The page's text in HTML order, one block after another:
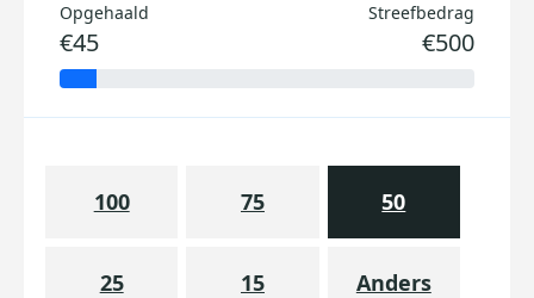
Opgehaald
€45
Streefbedrag
€500
100 75 50
25 15 Anders